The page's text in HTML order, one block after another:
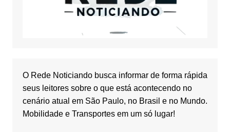
O Rede Noticiando busca informar de forma rápida
seus leitores sobre o que está acontecendo no
cenário atual em São Paulo, no Brasil e no Mundo.
Mobilidade e Transportes em um só lugar!